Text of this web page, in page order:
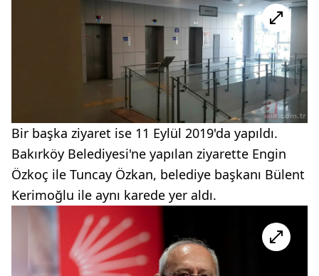
Bir başka ziyaret ise 11 Eylül 2019'da yapıldı.
Bakırköy Belediyesi'ne yapılan ziyarette Engin
Özkoç ile Tuncay Özkan, belediye başkanı Bülent
Kerimoğlu ile aynı karede yer aldı.